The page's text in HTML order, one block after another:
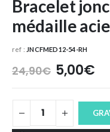
Bracelet
médaille
ref : JNCFMED12-54-RH
24,90€ Le
prix
initial
était :
24,90€.
5,00€Le